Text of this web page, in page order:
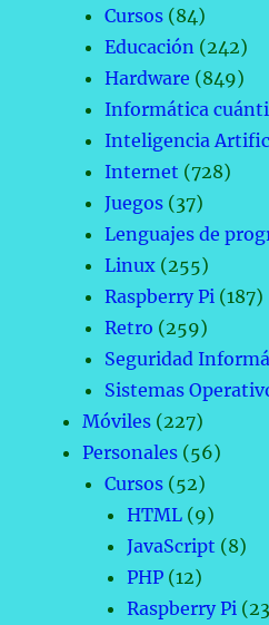
Cursos (84)
Educación (242)
Hardware (849)
Informática
Inteligencia
Internet (728)
Juegos (37)
Lenguajes de
Linux (255)
Raspberry Pi (187)
Retro (259)
Seguridad
Sistemas
Móviles (227)
Personales (56)
Cursos (52)
HTML (9)
JavaScript (8)
PHP (12)
Raspberry Pi